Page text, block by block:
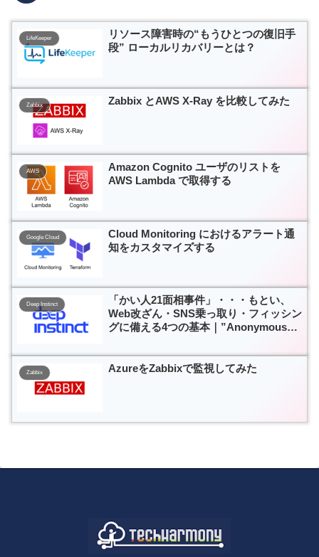
LifeKeeper
リソース障害時の“もうひとつの復旧手
段” ローカルリカバリーとは？
Zabbix Zabbix とAWS X-Ray を比較してみた
AWS
Amazon Cognito ユーザのリストを
AWS Lambda で取得する
Google Cloud
Cloud Monitoring におけるアラート通
知をカスタマイズする
Deep Instinct
「かい人21面相事件」・・・もとい、
Web改ざん・SNS乗っ取り・フィッシン
グに備える4つの基本｜”Anonymous型
Zabbix AzureをZabbixで監視してみた